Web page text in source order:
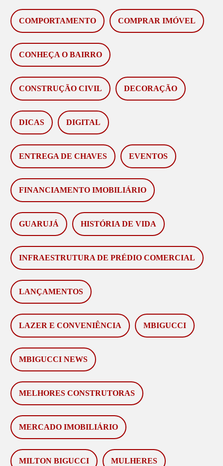
COMPORTAMENTO COMPRAR IMÓVEL
CONHEÇA O BAIRRO
CONSTRUÇÃO CIVIL DECORAÇÃO
DICAS DIGITAL
ENTREGA DE CHAVES EVENTOS
FINANCIAMENTO IMOBILIÁRIO
GUARUJÁ HISTÓRIA DE VIDA
INFRAESTRUTURA DE PRÉDIO COMERCIAL
LANÇAMENTOS
LAZER E CONVENIÊNCIA MBIGUCCI
MBIGUCCI NEWS
MELHORES CONSTRUTORAS
MERCADO IMOBILIÁRIO
MILTON BIGUCCI MULHERES